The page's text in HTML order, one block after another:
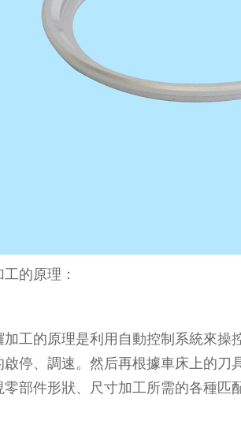
的原理：
工的原理是利用自動控制系統來操
停、調速。然后再根據車床上的刀
部件形狀、尺寸加工所需的各種匹